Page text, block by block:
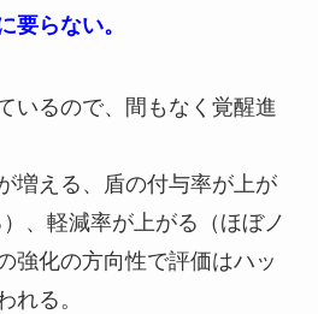
要らない。
いるので、間もなく覚醒進
増える、盾の付与率が上が
、軽減率が上がる（ほぼノ
強化の方向性で評価はハッ
れる。